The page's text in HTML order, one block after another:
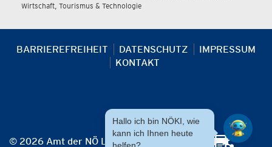
Wirtschaft, Tourismus & Technologie
BARRIEREFREIHEIT DATENSCHUTZ
IMPRESSUM
KONTAKT
© 2026 Amt der NÖ Landesregierung
Hallo ich bin NÖKI, wie
kann ich Ihnen heute